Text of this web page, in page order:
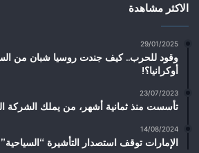
الاكثر مشاهدة
29/01/2025
وقود للحرب.. كيف جندت روسيا شبان من
أوكرانيا؟!
23/07/2023
تأسست منذ ثمانية أشهر، من يملك الشركة
14/08/2024
الإمارات توقف استصدار التأشيرة